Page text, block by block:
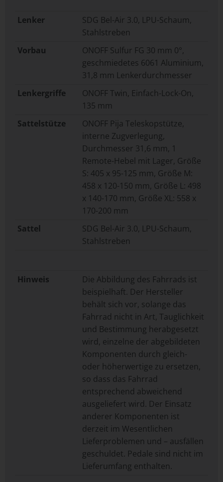
Lenker
SDG Bel-Air 3.0, LPU-Schaum,
Stahlstreben
Vorbau
ONOFF Sulfur FG 30 mm 0°,
geschmiedetes 6061 Aluminium,
31,8 mm Lenkerdurchmesser
Lenkergriffe
ONOFF Twin, Einfach-Lock-On,
135 mm
Sattelstütze
ONOFF Pija Teleskopstütze,
interne Zugverlegung,
Durchmesser 31,6 mm, 1
Remote-Hebel mit Lager, Größe
S: 405 x 95-125 mm, Größe M:
458 x 120-150 mm, Größe L: 498
x 140-170 mm, Größe XL: 558 x
170-200 mm
Sattel
SDG Bel-Air 3.0, LPU-Schaum,
Stahlstreben
Hinweis
Die Abbildung des Fahrrads ist
beispielhaft. Der Hersteller
behält sich vor, solange das
Fahrrad nicht in Art, Tauglichkeit
und Bestimmung herabgesetzt
wird, einzelne der abgebildeten
Komponenten durch gleich-
oder höherwertige zu ersetzen,
so dass das Fahrrad
entsprechend abweichend
ausgeliefert wird. Der Einsatz
anderer Komponenten ist
derzeit im Wesentlichen
Lieferproblemen und – ausfällen
geschuldet. Pedale sind nicht im
Lieferumfang enthalten.